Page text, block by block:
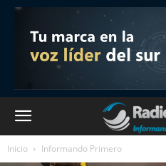
Inicio Informando Primero